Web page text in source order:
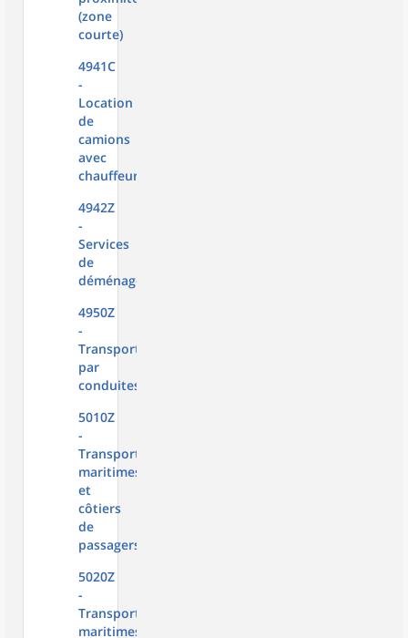
(zone
courte)
4941C
-
Location
de
camions
avec
chauffeur
4942Z
-
Services
de
déménagement
4950Z
-
Transports
par
conduites
5010Z
-
Transports
maritimes
et
côtiers
de
passagers
5020Z
-
Transports
maritimes